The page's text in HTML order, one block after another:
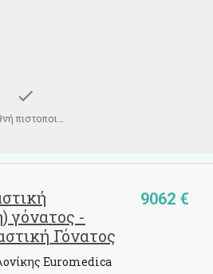
check
9062 €
γόνατος -
Γόνατος
Euromedica